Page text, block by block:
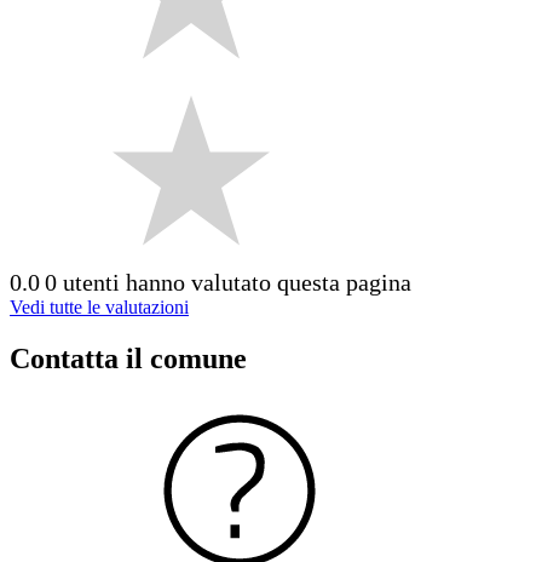
0.00 utenti hanno valutato questa pagina
Vedi tutte le valutazioni
Contatta il comune